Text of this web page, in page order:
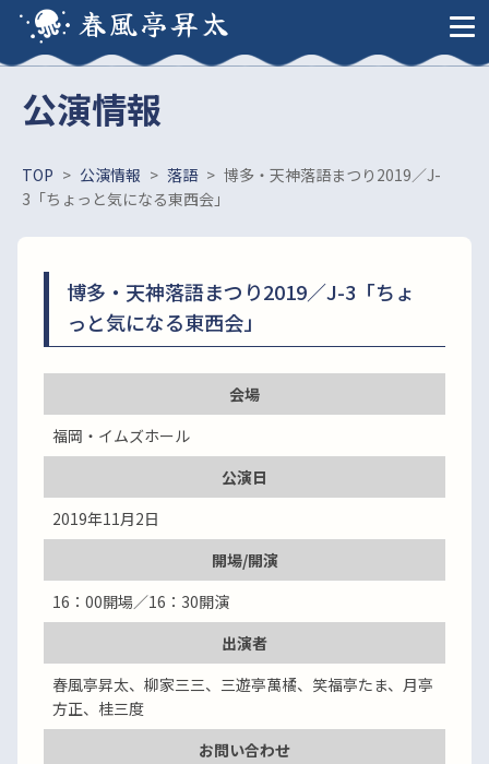
春風亭昇太
公演情報
TOP > 公演情報 > 落語 > 博多・天神落語まつり2019／J-
3「ちょっと気になる東西会」
博多・天神落語まつり2019／J-3「ちょ
っと気になる東西会」
会場
福岡・イムズホール
公演日
2019年11月2日
開場/開演
16：00開場／16：30開演
出演者
春風亭昇太、柳家三三、三遊亭萬橘、笑福亭たま、月亭
方正、桂三度
お問い合わせ